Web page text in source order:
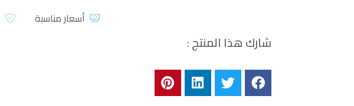
أسعار مناسبة
شارك هذا المنتج :